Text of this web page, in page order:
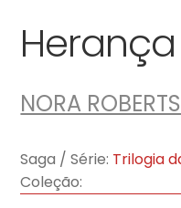
NORA ROBERTS
Saga / Série: Trilogia
Coleção: